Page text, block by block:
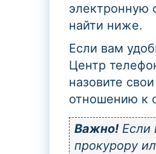
электронную
найти ниже.
Если вам
Центр
назовите
отношению к
Важно!Если
прокурору